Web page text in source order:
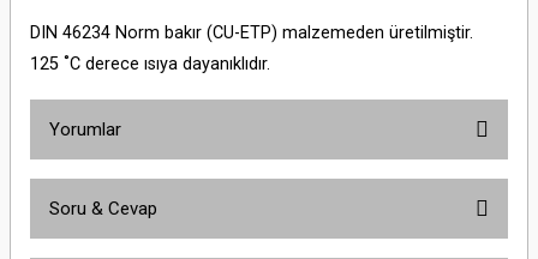
DIN 46234 Norm bakır (CU-ETP) malzemeden üretilmiştir.
125 ˚C derece ısıya dayanıklıdır.
Yorumlar
Soru & Cevap